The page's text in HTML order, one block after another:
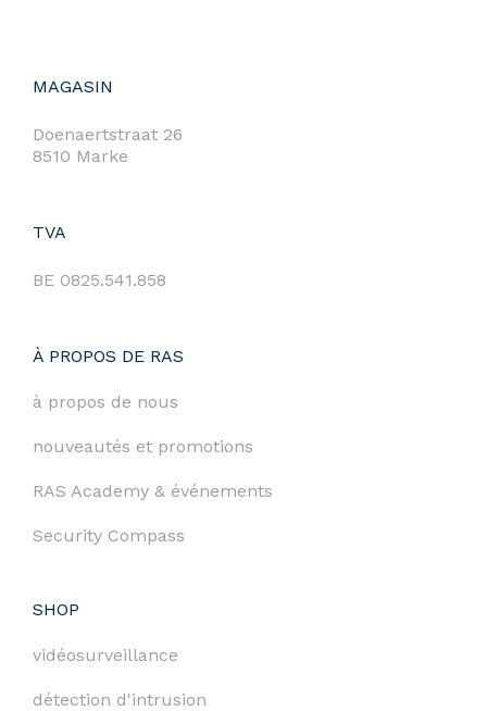
MAGASIN
Doenaertstraat 26
8510 Marke
TVA
BE 0825.541.858
À PROPOS DE RAS
à propos de nous
nouveautés et promotions
RAS Academy & événements
Security Compass
SHOP
vidéosurveillance
détection d'intrusion